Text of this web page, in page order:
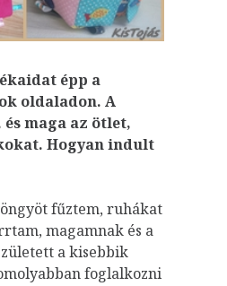
épp a
oldaladon. A
maga az ötlet,
Hogyan indult
fűztem, ruhákat
magamnak és a
a kisebbik
foglalkozni